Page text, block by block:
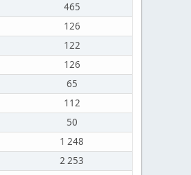
465
126
122
126
65
112
50
1 248
2 253